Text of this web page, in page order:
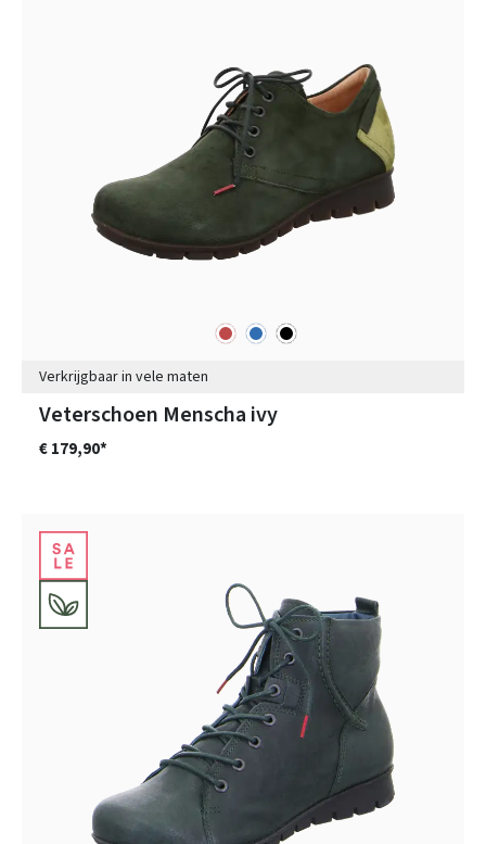
roodblauwzwart
Verkrijgbaar in vele maten
Veterschoen Menscha ivy
€ 179,90*